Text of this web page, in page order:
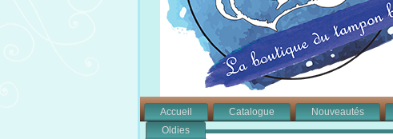
Accueil Catalogue Nouveautés
Oldies